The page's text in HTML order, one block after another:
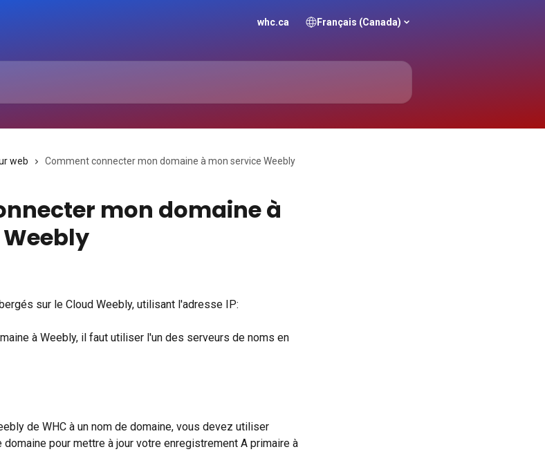
whc.ca Français (Canada)
web Comment connecter mon domaine à mon service Weebly
mon domaine à
sur le Cloud Weebly, utilisant l'adresse IP:
à Weebly, il faut utiliser l'un des serveurs de noms en
de WHC à un nom de domaine, vous devez utiliser
domaine pour mettre à jour votre enregistrement A primaire à